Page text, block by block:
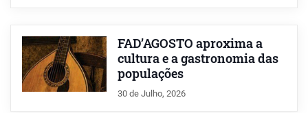
FAD’AGOSTO aproxima a
cultura e a gastronomia das
populações
30 de Julho, 2026